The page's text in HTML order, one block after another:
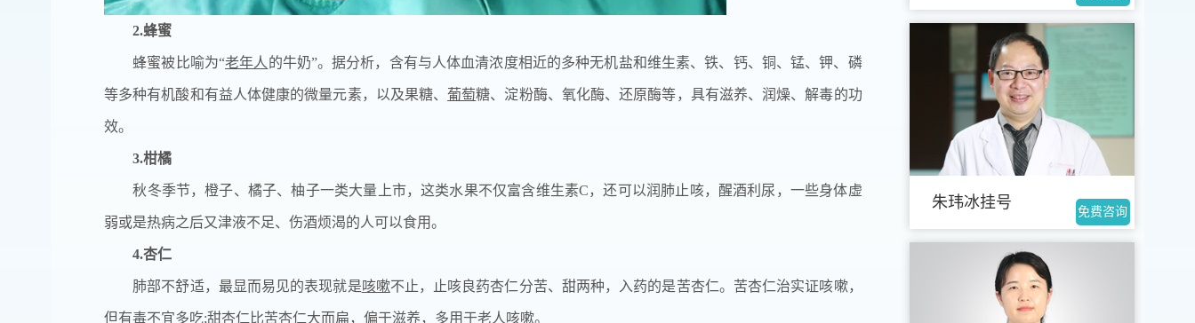
2.蜂蜜
蜂蜜被比喻为“老年人 的牛奶”。据分析，含有与人体血清浓度相近的多种无机盐和维生素、铁、钙、铜、锰、钾、磷
等多种有机酸和有益人体健康的微量元素，以及果糖、葡萄糖、淀粉酶、氧化酶、还原酶等，具有滋养、润燥、解毒的功
效。
3.柑橘
秋冬季节，橙子、橘子、柚子一类大量上市，这类水果不仅富含维生素C，还可以润肺止咳，醒酒利尿，一些身体虚
弱或是热病之后又津液不足、伤酒烦渴的人可以食用。
4.杏仁
肺部不舒适，最显而易见的表现就是咳嗽不止，止咳良药杏仁分苦、甜两种，入药的是苦杏仁。苦杏仁治实证咳嗽，
但有毒不宜多吃;甜杏仁比苦杏仁大而扁，偏于滋养，多用于老人咳嗽。
免费咨询
朱玮冰挂号